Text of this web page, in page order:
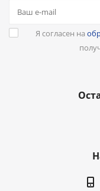
Я согласен на